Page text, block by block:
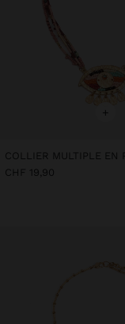
+
CHF 19,90